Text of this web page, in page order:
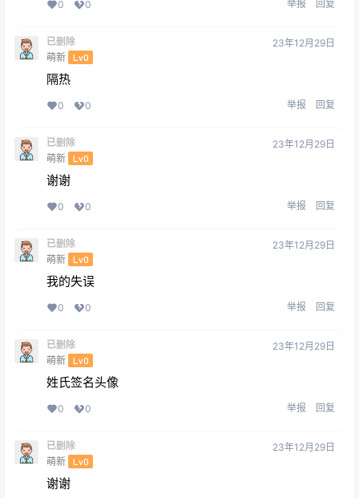
0 0 举报 回复
已删除
萌新 Lv0
23年12月29日
隔热
0 0 举报 回复
已删除
萌新 Lv0
23年12月29日
谢谢
0 0 举报 回复
已删除
萌新 Lv0
23年12月29日
我的失误
0 0 举报 回复
已删除
萌新 Lv0
23年12月29日
姓氏签名头像
0 0 举报 回复
已删除
萌新 Lv0
23年12月29日
谢谢